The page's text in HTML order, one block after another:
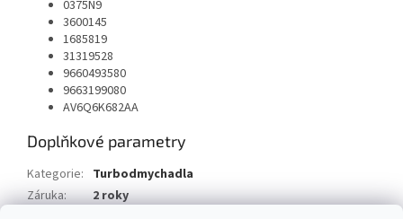
0375N9
3600145
1685819
31319528
9660493580
9663199080
AV6Q6K682AA
Doplňkové parametry
Kategorie: Turbodmychadla
Záruka:
2 roky